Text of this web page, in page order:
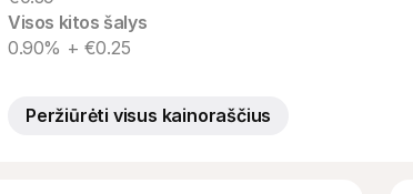
Visos kitos šalys
0.90% + €0.25
Peržiūrėti visus kainoraščius